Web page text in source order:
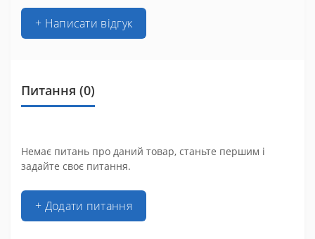
+ Написати відгук
Питання (0)
Немає питань про даний товар, станьте першим і
задайте своє питання.
+ Додати питання